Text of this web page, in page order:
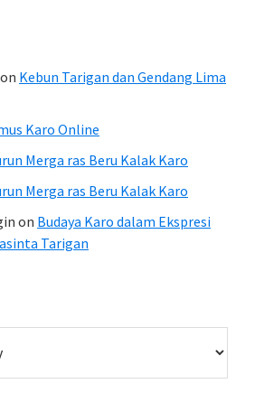
on Kebun Tarigan dan Gendang Lima
Karo Online
Merga ras Beru Kalak Karo
Merga ras Beru Kalak Karo
on Budaya Karo dalam Ekspresi
Tarigan